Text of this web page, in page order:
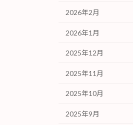
2026年2月
2026年1月
2025年12月
2025年11月
2025年10月
2025年9月